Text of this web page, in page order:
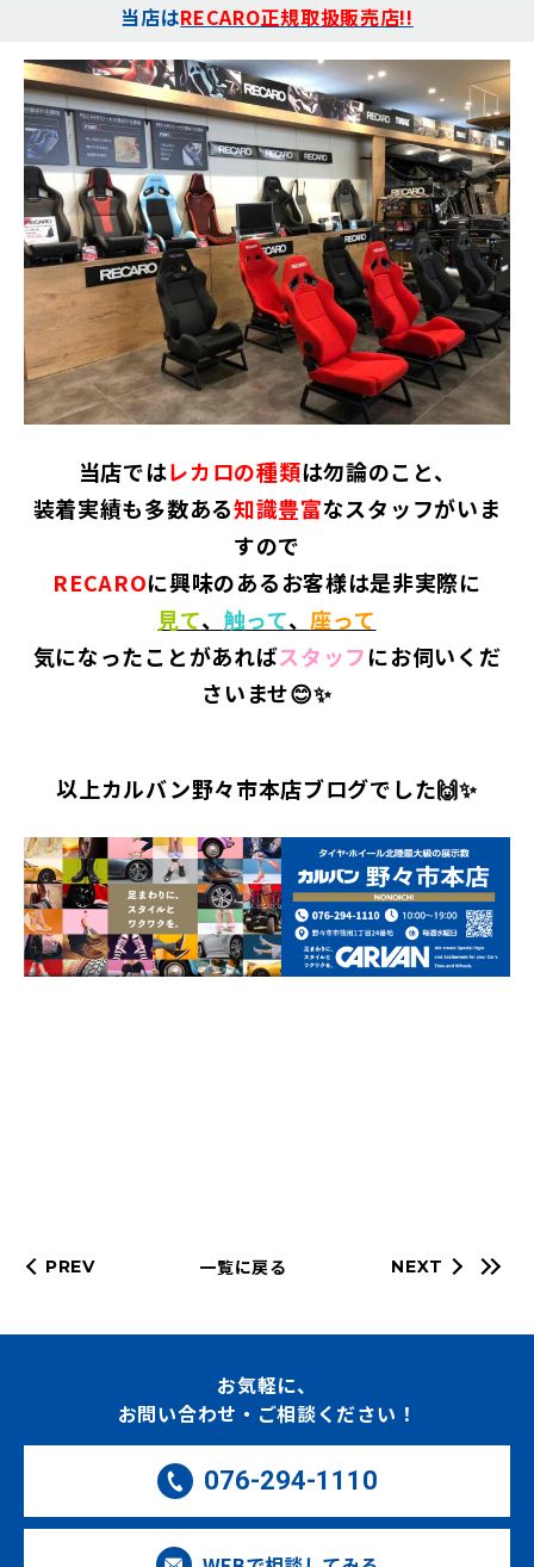
当店はRECARO正規取扱販売店!!
当店ではレカロの種類は勿論のこと、
装着実績も多数ある知識豊富なスタッフがいま
すので
RECAROに興味のあるお客様は是非実際に
見て、 触って、 座って
気になったことがあればスタッフにお伺いくだ
さいませ😊✨
以上カルバン野々市本店ブログでした🙌✨
PREV 一覧に戻る NEXT
お気軽に、
お問い合わせ・ご相談ください！
076-294-1110